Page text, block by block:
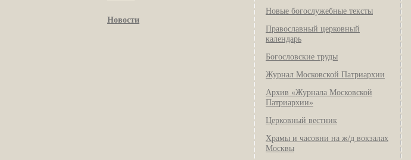
Новости
Новые богослужебные тексты
Православный церковный
календарь
Богословские труды
Журнал Московской Патриархии
Архив «Журнала Московской
Патриархии»
Церковный вестник
Храмы и часовни на ж/д вокзалах
Москвы